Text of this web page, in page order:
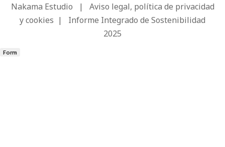
Nakama Estudio | Aviso legal, política de privacidad
y cookies | Informe Integrado de Sostenibilidad
2025
Form